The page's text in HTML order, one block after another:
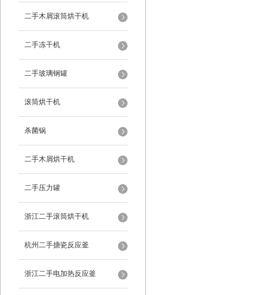
二手木屑滚筒烘干机
二手冻干机
二手玻璃钢罐
滚筒烘干机
杀菌锅
二手木屑烘干机
二手压力罐
浙江二手滚筒烘干机
杭州二手搪瓷反应釜
浙江二手电加热反应釜